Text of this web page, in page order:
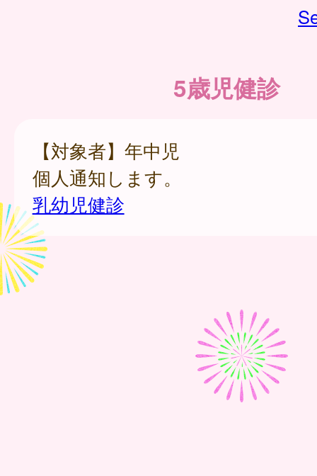
5歳児健診
【対象者】年中児
個人通知します。
乳幼児健診